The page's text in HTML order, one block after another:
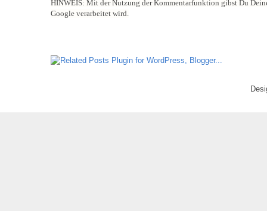
HINWEIS: Mit der Nutzung der Kommentarfunktion gibst Du
Google verarbeitet wird.